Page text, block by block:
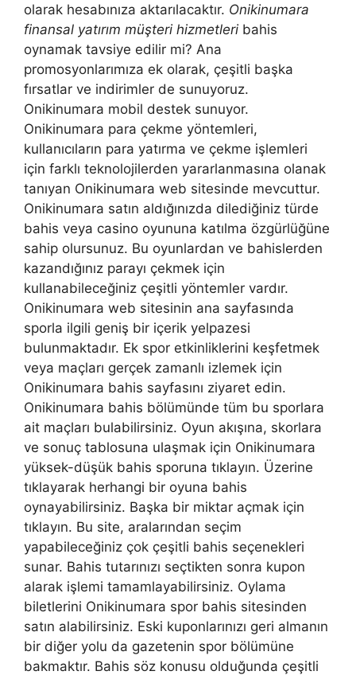
olarak hesabınıza aktarılacaktır. Onikinumara
finansal yatırım müşteri hizmetleri bahis
oynamak tavsiye edilir mi? Ana
promosyonlarımıza ek olarak, çeşitli başka
fırsatlar ve indirimler de sunuyoruz.
Onikinumara mobil destek sunuyor.
Onikinumara para çekme yöntemleri,
kullanıcıların para yatırma ve çekme işlemleri
için farklı teknolojilerden yararlanmasına olanak
tanıyan Onikinumara web sitesinde mevcuttur.
Onikinumara satın aldığınızda dilediğiniz türde
bahis veya casino oyununa katılma özgürlüğüne
sahip olursunuz. Bu oyunlardan ve bahislerden
kazandığınız parayı çekmek için
kullanabileceğiniz çeşitli yöntemler vardır.
Onikinumara web sitesinin ana sayfasında
sporla ilgili geniş bir içerik yelpazesi
bulunmaktadır. Ek spor etkinliklerini keşfetmek
veya maçları gerçek zamanlı izlemek için
Onikinumara bahis sayfasını ziyaret edin.
Onikinumara bahis bölümünde tüm bu sporlara
ait maçları bulabilirsiniz. Oyun akışına, skorlara
ve sonuç tablosuna ulaşmak için Onikinumara
yüksek-düşük bahis sporuna tıklayın. Üzerine
tıklayarak herhangi bir oyuna bahis
oynayabilirsiniz. Başka bir miktar açmak için
tıklayın. Bu site, aralarından seçim
yapabileceğiniz çok çeşitli bahis seçenekleri
sunar. Bahis tutarınızı seçtikten sonra kupon
alarak işlemi tamamlayabilirsiniz. Oylama
biletlerini Onikinumara spor bahis sitesinden
satın alabilirsiniz. Eski kuponlarınızı geri almanın
bir diğer yolu da gazetenin spor bölümüne
bakmaktır. Bahis söz konusu olduğunda çeşitli